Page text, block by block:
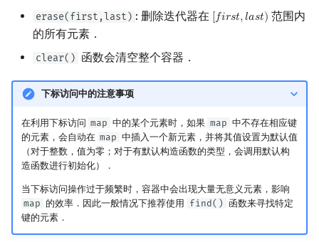
erase(first,last) : 删除迭代器在 [𝑓𝑖𝑟𝑠𝑡,𝑙𝑎𝑠𝑡)
[frst,last)
范围内
的所有元素．
clear() 函数会清空整个容器．
下标访问中的注意事项
在利用下标访问 map 中的某个元素时，如果 map 中不存在相应键
的元素，会自动在 map 中插入一个新元素，并将其值设置为默认值
（对于整数，值为零；对于有默认构造函数的类型，会调用默认构
造函数进行初始化）．
当下标访问操作过于频繁时，容器中会出现大量无意义元素，影响
map 的效率．因此一般情况下推荐使用 find() 函数来寻找特定
键的元素．